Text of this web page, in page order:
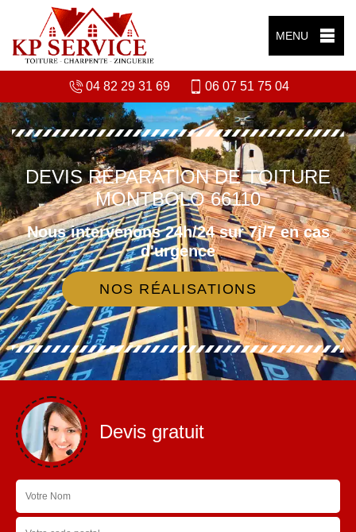
MENU
04 82 29 31 69 06 07 51 75 04
DEVIS RÉPARATION DE TOITURE
MONTBOLO 66110
Nous intervenons 24h/24 sur 7j/7 en cas
d'urgence
NOS RÉALISATIONS
Devis gratuit